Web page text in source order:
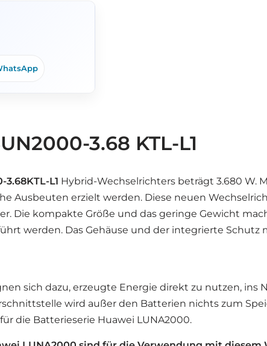
3.68 KTL-L1
L1 Hybrid-Wechselrichters beträgt 3.680 W.
Ausbeuten erzielt werden. Diese neuen
Die kompakte Größe und das geringe Gewicht
werden. Das Gehäuse und der integrierte Schutz
sich dazu, erzeugte Energie direkt zu nutzen,
wird außer den Batterien nichts zum
die Batterieserie Huawei LUNA2000.